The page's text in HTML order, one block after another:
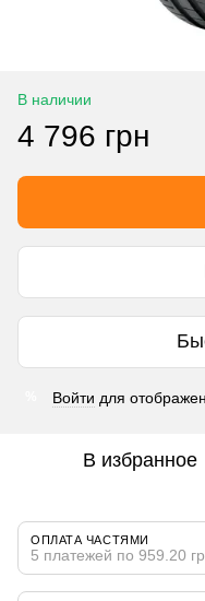
В наличии
4 796 грн
Войти для
В избранное
ОПЛАТА ЧАСТЯМИ
5 платежей по 959.20